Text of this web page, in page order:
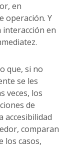
en
operación. Y
en
que, si no
se les
veces, los
de
accesibilidad
comparan
los casos,